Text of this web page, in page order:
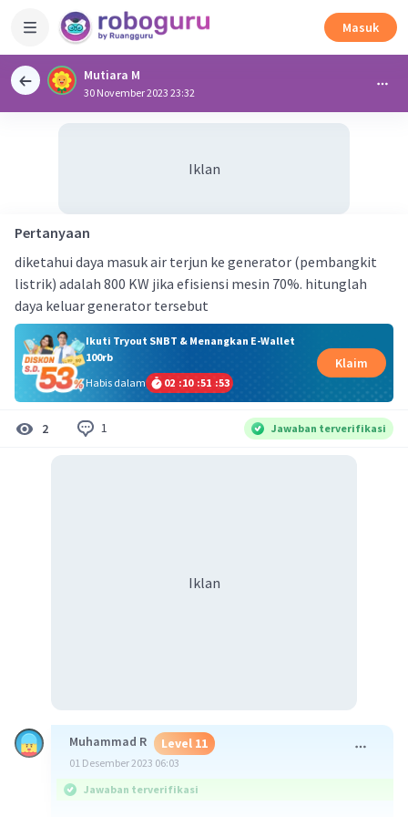
Masuk
Mutiara M
30 November 2023 23:32
Iklan
Pertanyaan
diketahui daya masuk air terjun ke generator (pembangkit
listrik) adalah 800 KW jika efisiensi mesin 70%. hitunglah
daya keluar generator tersebut
Ikuti Tryout SNBT & Menangkan E-Wallet
100rb
Habis dalam
02 :10 :51 :53
Klaim
2 1 Jawaban terverifikasi
Iklan
Muhammad R Level 11
01 Desember 2023 06:03
Jawaban terverifikasi